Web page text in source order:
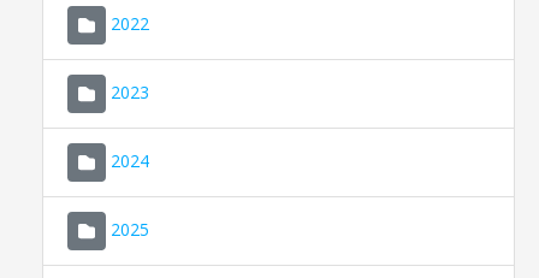
2022
2023
2024
2025